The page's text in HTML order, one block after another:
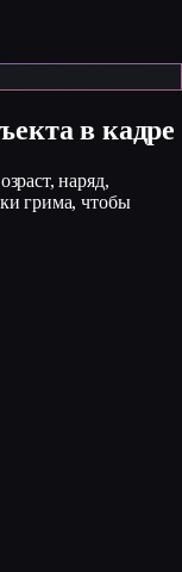
в кадре
наряд,
грима, чтобы